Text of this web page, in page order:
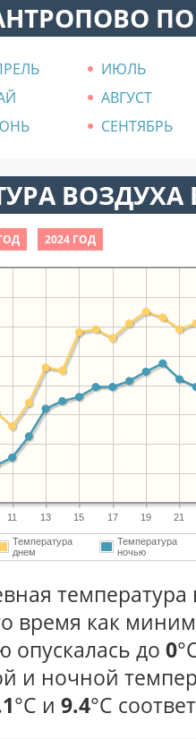
ИЮЛЬ
АВГУСТ
СЕНТЯБРЬ
ВОЗДУХА
2024 ГОД
11 13 15 17 19 21
Температура
днем
Температура
ночью
температура
время как
опускалась до 0
и ночной
°С и 9.4°С